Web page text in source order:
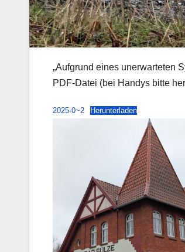
„Aufgrund eines unerwarteten
PDF-Datei (bei Handys bitte
2025-0~2 Herunterladen